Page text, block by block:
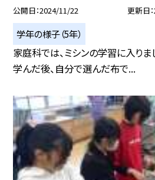
公開日 2024/11/22 更新日
学年の様子（5年）
家庭科では、ミシンの学習に入り
学んだ後、自分で選んだ布で...